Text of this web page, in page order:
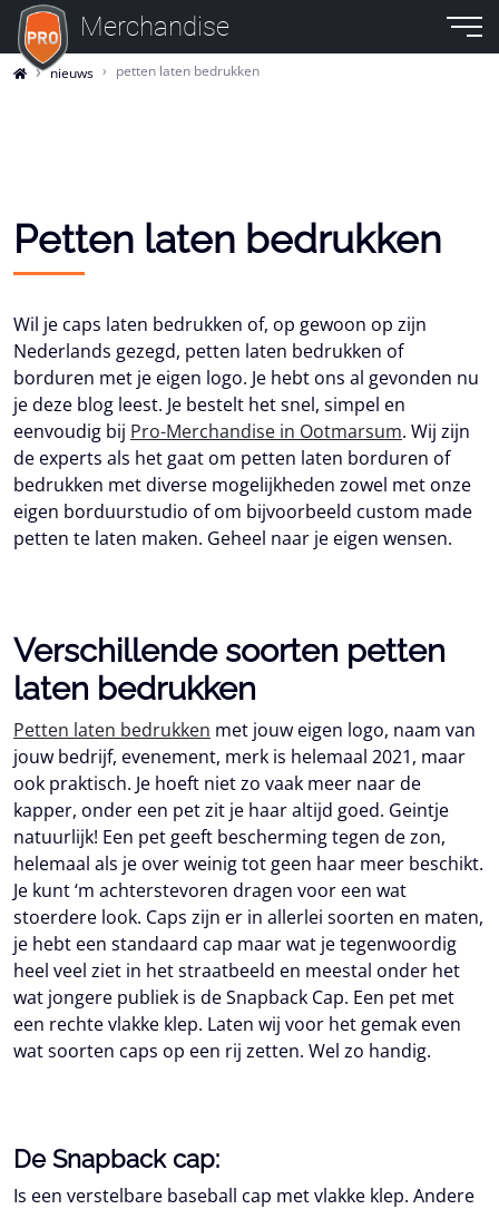
Merchandise
nieuws petten laten bedrukken
Petten laten bedrukken
Wil je caps laten bedrukken of, op gewoon op zijn
Nederlands gezegd, petten laten bedrukken of
borduren met je eigen logo. Je hebt ons al gevonden nu
je deze blog leest. Je bestelt het snel, simpel en
eenvoudig bij Pro-Merchandise in Ootmarsum. Wij zijn
de experts als het gaat om petten laten borduren of
bedrukken met diverse mogelijkheden zowel met onze
eigen borduurstudio of om bijvoorbeeld custom made
petten te laten maken. Geheel naar je eigen wensen.
Verschillende soorten petten
laten bedrukken
Petten laten bedrukken met jouw eigen logo, naam van
jouw bedrijf, evenement, merk is helemaal 2021, maar
ook praktisch. Je hoeft niet zo vaak meer naar de
kapper, onder een pet zit je haar altijd goed. Geintje
natuurlijk! Een pet geeft bescherming tegen de zon,
helemaal als je over weinig tot geen haar meer beschikt.
Je kunt ‘m achterstevoren dragen voor een wat
stoerdere look. Caps zijn er in allerlei soorten en maten,
je hebt een standaard cap maar wat je tegenwoordig
heel veel ziet in het straatbeeld en meestal onder het
wat jongere publiek is de Snapback Cap. Een pet met
een rechte vlakke klep. Laten wij voor het gemak even
wat soorten caps op een rij zetten. Wel zo handig.
De Snapback cap:
Is een verstelbare baseball cap met vlakke klep. Andere